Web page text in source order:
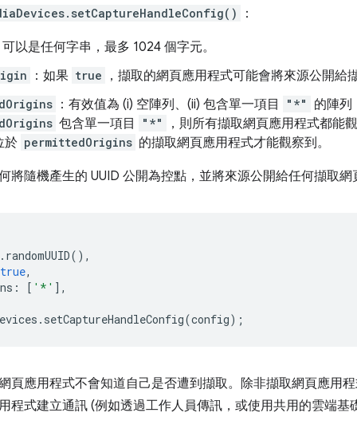
：
以是任何字串，最多 1024 個字元。
：如果 true ，擷取的網頁應用程式可能會將來源公開給
：有效值為 (i) 空陣列、(ii) 包含單一項目 "*" 的陣列
包含單一項目 "*"
，則所有擷取網頁應用程式都能
於 permittedOrigins 的擷取網頁應用程式才能觀察到。
將隨機產生的 UUID 公開為控點，並將來源公開給任何擷取網
. randomUUID(),
true,
: [ '*' ],
. setCaptureHandleConfig(config);
頁應用程式不會知道自己是否遭到擷取。除非擷取網頁應用
程式建立通訊 (例如透過工作人員傳訊，或使用共用的雲端基